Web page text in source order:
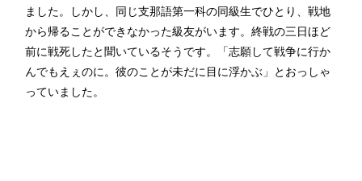
ました。しかし、同じ支那語第一科の同級生でひとり、戦地
から帰ることができなかった級友がいます。終戦の三日ほど
前に戦死したと聞いているそうです。「志願して戦争に行か
んでもえぇのに。彼のことが未だに目に浮かぶ」とおっしゃ
っていました。